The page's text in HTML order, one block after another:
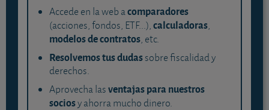
Accede en la web acomparadores
(acciones, fondos, ETF...),calculadoras,
modelos de contratos, etc.
Resolvemos tus dudassobre fiscalidad y
derechos.
Aprovecha lasventajas para nuestros
sociosy ahorra mucho dinero.